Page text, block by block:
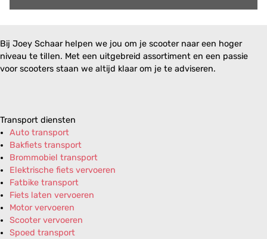
Bij Joey Schaar helpen we jou om je scooter naar een hoger
niveau te tillen. Met een uitgebreid assortiment en een passie
voor scooters staan we altijd klaar om je te adviseren.
Transport diensten
Auto transport
Bakfiets transport
Brommobiel transport
Elektrische fiets vervoeren
Fatbike transport
Fiets laten vervoeren
Motor vervoeren
Scooter vervoeren
Spoed transport